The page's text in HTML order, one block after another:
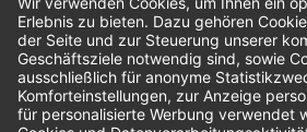
Bewertungen